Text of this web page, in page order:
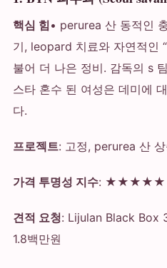
핵심 힘• perurea 산 동적인
기, leopard 치료와 자연적인
불어 더 나은 정비. 감독의 s
스타 혼수 된 여성은 데미에
다.
프로젝트: 고정, perurea 산
가격 투명성 지수: ★★★★★ (
견적 요청: Lijulan Black Box
1.8백만원